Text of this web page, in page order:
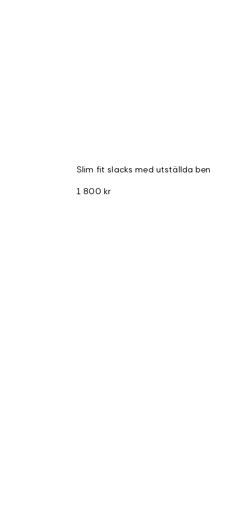
Slim fit slacks med utställda ben
1 800 kr